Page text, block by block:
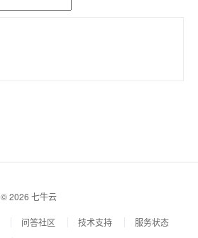
© 2026 七牛云
问答社区 技术支持
服务状态